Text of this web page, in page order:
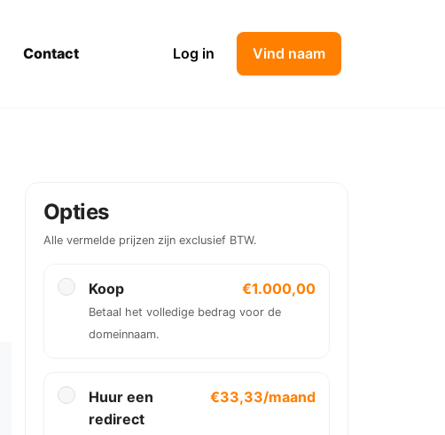
Contact Log in Vind naam
Opties
Alle vermelde prijzen zijn exclusief BTW.
Koop €1.000,00
Betaal het volledige bedrag voor de
domeinnaam.
Huur een
redirect
€33,33/maand